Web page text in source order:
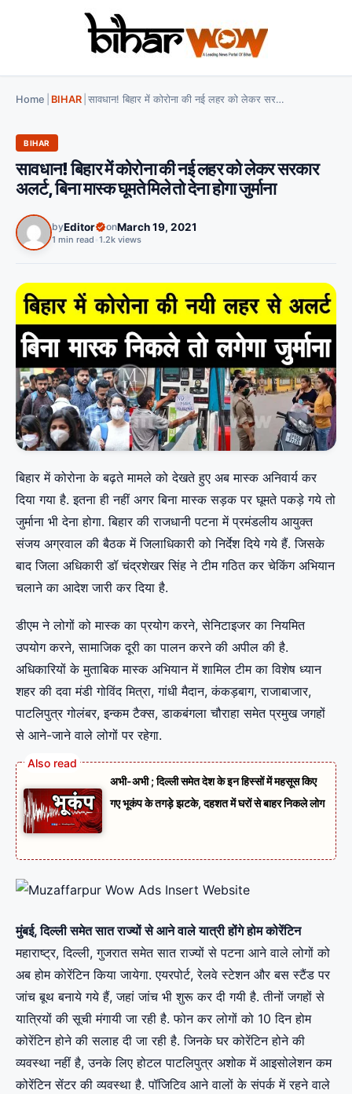
Home BIHAR सावधान! बिहार में कोरोना की नई लहर को लेकर सरकार अलर्ट, बिना मास्क घूमते मिले तो देना होगा जुर्माना
BIHAR
सावधान! बिहार में कोरोना की नई लहर को लेकर सरकार
अलर्ट, बिना मास्क घूमते मिले तो देना होगा जुर्माना
byEditor onMarch 19, 2021
1 min read 1.2k views
बिहार में कोरोना के बढ़ते मामले को देखते हुए अब मास्क अनिवार्य कर
दिया गया है. इतना ही नहीं अगर बिना मास्क सड़क पर घूमते पकड़े गये तो
जुर्माना भी देना होगा. बिहार की राजधानी पटना में प्रमंडलीय आयुक्त
संजय अग्रवाल की बैठक में जिलाधिकारी को निर्देश दिये गये हैं. जिसके
बाद जिला अधिकारी डॉ चंद्रशेखर सिंह ने टीम गठित कर चेकिंग अभियान
चलाने का आदेश जारी कर दिया है.
डीएम ने लोगों को मास्क का प्रयोग करने, सेनिटाइजर का नियमित
उपयोग करने, सामाजिक दूरी का पालन करने की अपील की है.
अधिकारियों के मुताबिक मास्क अभियान में शामिल टीम का विशेष ध्यान
शहर की दवा मंडी गोविंद मित्रा, गांधी मैदान, कंकड़बाग, राजाबाजार,
पाटलिपुत्र गोलंबर, इन्कम टैक्स, डाकबंगला चौराहा समेत प्रमुख जगहों
से आने-जाने वाले लोगों पर रहेगा.
अभी-अभी ; दिल्ली समेत देश के इन हिस्सों में महसूस किए
गए भूकंप के तगड़े झटके, दहशत में घरों से बाहर निकले लोग
मुंबई, दिल्ली समेत सात राज्यों से आने वाले यात्री होंगे होम कोरेंटिन
महाराष्ट्र, दिल्ली, गुजरात समेत सात राज्यों से पटना आने वाले लोगों को
अब होम काेरेंटिन किया जायेगा. एयरपोर्ट, रेलवे स्टेशन और बस स्टैंड पर
जांच बूथ बनाये गये हैं, जहां जांच भी शुरू कर दी गयी है. तीनों जगहों से
यात्रियों की सूची मंगायी जा रही है. फोन कर लोगों को 10 दिन होम
कोरेंटिन होने की सलाह दी जा रही है. जिनके घर कोरेंटिन होने की
व्यवस्था नहीं है, उनके लिए होटल पाटलिपुत्र अशोक में आइसोलेशन कम
कोरेंटिन सेंटर की व्यवस्था है. पॉजिटिव आने वालों के संपर्क में रहने वाले